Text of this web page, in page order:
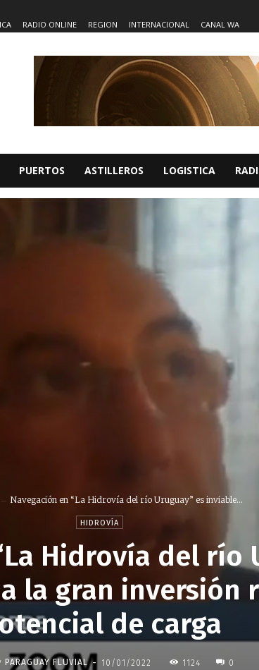
RADIO ONLINE REGION INTERNACIONAL CANAL WA
PUERTOS ASTILLEROS LOGISTICA
Navegación en “La Hidrovía del río Uruguay” es inviable...
HIDROVÍA
Hidrovía del río
la gran inversión
de carga
PARAGUAY FLUVIAL - 10/01/2022 1124 0